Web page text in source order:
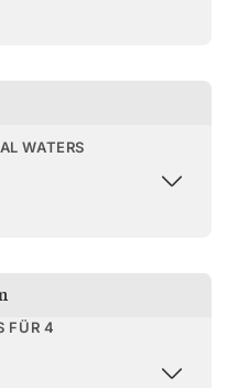
WATERS
FÜR 4